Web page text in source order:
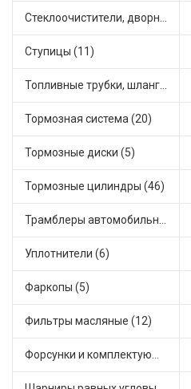
Стеклоочистители, дворники (1)
Ступицы (11)
Топливные трубки, шланги, магистрали и рампы (3)
Тормозная система (20)
Тормозные диски (5)
Тормозные цилиндры (46)
Трамблеры автомобильные (40)
Уплотнители (6)
Фаркопы (5)
Фильтры масляные (12)
Форсунки и комплектующие (1)